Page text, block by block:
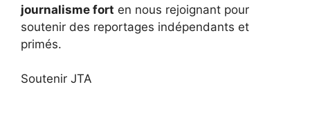
journalisme fort en nous rejoignant pour
soutenir des reportages indépendants et
primés.
Soutenir JTA